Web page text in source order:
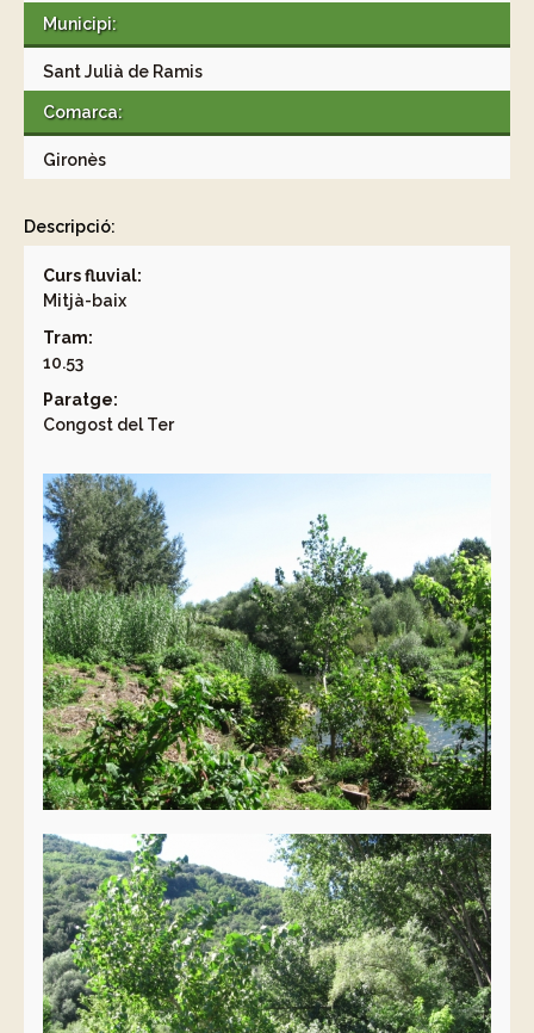
Municipi:
Sant Julià de Ramis
Comarca:
Gironès
Descripció:
Curs fluvial:
Mitjà-baix
Tram:
10.53
Paratge:
Congost del Ter